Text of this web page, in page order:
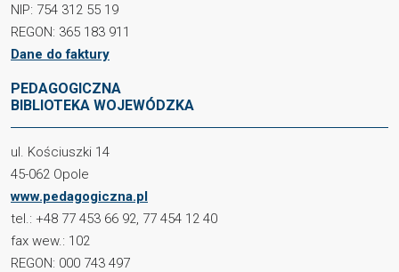
NIP: 754 312 55 19
REGON: 365 183 911
Dane do faktury
PEDAGOGICZNA
BIBLIOTEKA WOJEWÓDZKA
ul. Kościuszki 14
45-062 Opole
www.pedagogiczna.pl
tel.: +48 77 453 66 92, 77 454 12 40
fax wew.: 102
REGON: 000 743 497